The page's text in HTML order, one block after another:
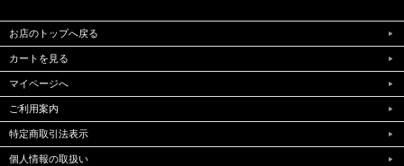
お店のトップへ戻る
カートを見る
マイページへ
ご利用案内
特定商取引法表示
個人情報の取扱い